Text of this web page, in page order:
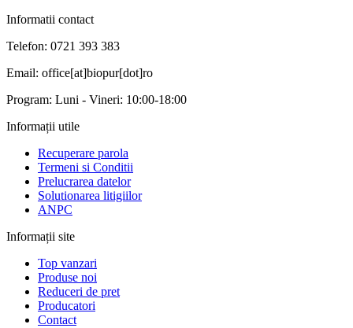
Informatii contact
Telefon: 0721 393 383
Email: office[at]biopur[dot]ro
Program: Luni - Vineri: 10:00-18:00
Informații utile
Recuperare parola
Termeni si Conditii
Prelucrarea datelor
Solutionarea litigiilor
ANPC
Informații site
Top vanzari
Produse noi
Reduceri de pret
Producatori
Contact